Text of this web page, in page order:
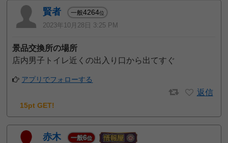
賢者 一般4264位
2023年10月28日 3:25 PM
景品交換所の場所
店内男子トイレ近くの出入り口から出てすぐ
アプリでフォローする
返信
15pt GET!
赤木 一般6位